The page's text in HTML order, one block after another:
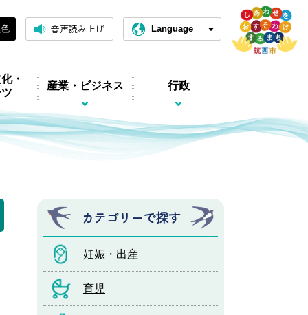
音声読み上げ Language
・
産業・ビジネス 行政
カテゴリーで探す
妊娠・出産
育児